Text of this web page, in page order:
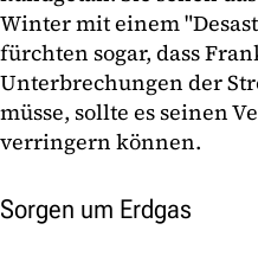
Winter mit einem
fürchten sogar, dass
Unterbrechungen der
müsse, sollte es seinen
verringern können.
Sorgen um Erdgas